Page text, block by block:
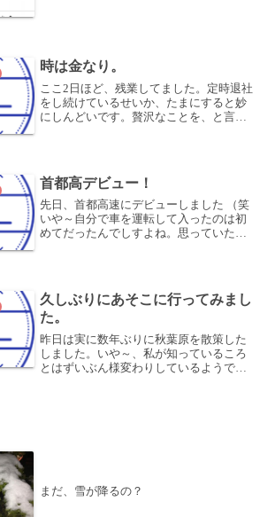
時は金なり。
ここ2日ほど、残業してました。定時退社
をし続けているせいか、たまにすると妙
にしんどいです。贅沢なことを、と言わ
見ていると、多くの人は...
首都高デビュー！
先日、首都高速にデビューしました （笑
いや～自分で車を運転して入ったのは初
めてだったんでしすよね。思っていたよ
路なのにやたら飛ばしてい...
久しぶりにあそこに行ってみまし
た。
昨日は実に数年ぶりに秋葉原を散策した
しました。いや～、私が知っているころ
とはずいぶん様変わりしているようで
まだ、雪が降るの？